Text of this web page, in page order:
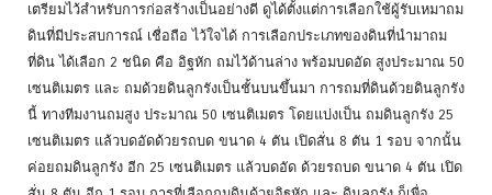
เตรียมไว้สำหรับการก่อสร้างเป็นอย่างดี ดูได้ตั้งแต่การเลือกใช้ผู้รับเหมาถม
ดินที่มีประสบการณ์ เชื่อถือ ไว้ใจได้ การเลือกประเภทของดินที่นำมาถม
ที่ดิน ได้เลือก 2 ชนิด คือ อิฐหัก ถมไว้ด้านล่าง พร้อมบดอัด สูงประมาณ 50
เซนติเมตร และ ถมด้วยดินลูกรังเป็นชั้นบนขึ้นมา การถมที่ดินด้วยดินลูกรัง
นี้ ทางทีมงานถมสูง ประมาณ 50 เซนติเมตร โดยแบ่งเป็น ถมดินลูกรัง 25
เซนติเมตร แล้วบดอัดด้วยรถบด ขนาด 4 ตัน เปิดสั่น 8 ตัน 1 รอบ จากนั้น
ค่อยถมดินลูกรัง อีก 25 เซนติเมตร แล้วบดอัด ด้วยรถบด ขนาด 4 ตัน เปิด